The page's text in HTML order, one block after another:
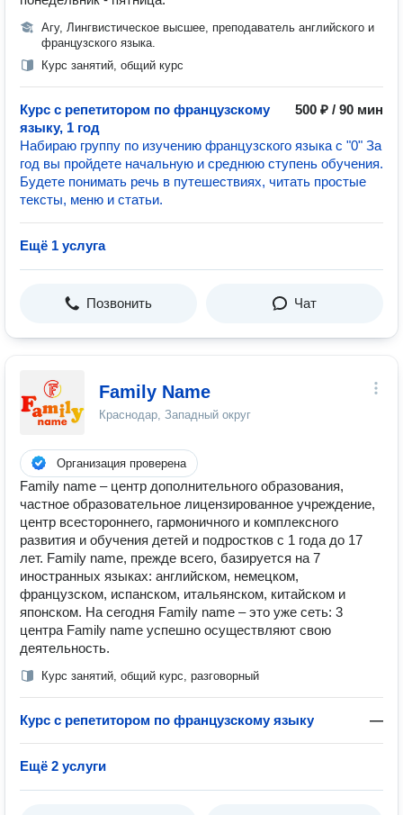
Агу, Лингвистическое высшее, преподаватель английского и
французского языка.
Курс занятий, общий курс
Курс с репетитором по французскому
языку, 1 год
500 ₽ / 90 мин
Набираю группу по изучению французского языка с "0" За
год вы пройдете начальную и среднюю ступень обучения.
Будете понимать речь в путешествиях, читать простые
тексты, меню и статьи.
Ещё 1 услуга
Позвонить Чат
Family Name
Краснодар, Западный округ
Организация проверена
Family name – центр дополнительного образования,
частное образовательное лицензированное учреждение,
центр всестороннего, гармоничного и комплексного
развития и обучения детей и подростков с 1 года до 17
лет. Family name, прежде всего, базируется на 7
иностранных языках: английском, немецком,
французском, испанском, итальянском, китайском и
японском. На сегодня Family name – это уже сеть: 3
центра Family name успешно осуществляют свою
деятельность.
Курс занятий, общий курс, разговорный
Курс с репетитором по французскому языку —
Ещё 2 услуги